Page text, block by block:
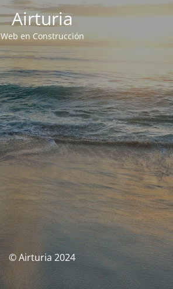
Airturia
Web en Construcción
© Airturia 2024